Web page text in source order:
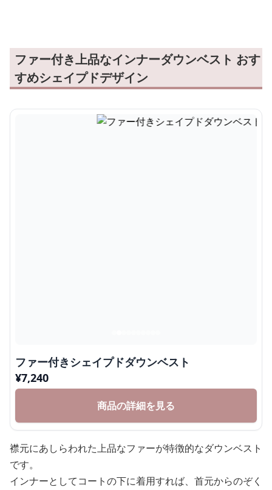
ファー付き上品なインナーダウンベスト おす
すめシェイプドデザイン
ファー付きシェイプドダウンベスト
¥7,240
商品の詳細を見る
襟元にあしらわれた上品なファーが特徴的なダウンベスト
です。
インナーとしてコートの下に着用すれば、首元からのぞく